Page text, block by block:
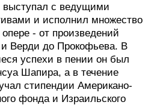
выступал с ведущими
и исполнил множество
- от произведений
Верди до Прокофьева. В
успехи в пении он был
Шапира, а в течение
стипендии Американо-
фонда и Израильского